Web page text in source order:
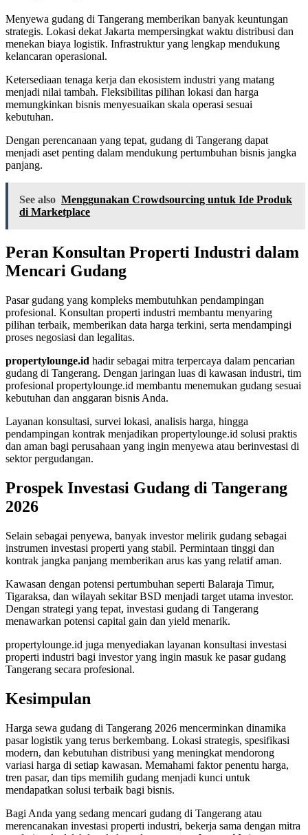
Menyewa gudang di Tangerang memberikan banyak keuntungan
strategis. Lokasi dekat Jakarta mempersingkat waktu distribusi dan
menekan biaya logistik. Infrastruktur yang lengkap mendukung
kelancaran operasional.
Ketersediaan tenaga kerja dan ekosistem industri yang matang
menjadi nilai tambah. Fleksibilitas pilihan lokasi dan harga
memungkinkan bisnis menyesuaikan skala operasi sesuai
kebutuhan.
Dengan perencanaan yang tepat, gudang di Tangerang dapat
menjadi aset penting dalam mendukung pertumbuhan bisnis jangka
panjang.
See also Menggunakan Crowdsourcing untuk Ide Produk
di Marketplace
Peran Konsultan Properti Industri dalam
Mencari Gudang
Pasar gudang yang kompleks membutuhkan pendampingan
profesional. Konsultan properti industri membantu menyaring
pilihan terbaik, memberikan data harga terkini, serta mendampingi
proses negosiasi dan legalitas.
propertylounge.id hadir sebagai mitra terpercaya dalam pencarian
gudang di Tangerang. Dengan jaringan luas di kawasan industri, tim
profesional propertylounge.id membantu menemukan gudang sesuai
kebutuhan dan anggaran bisnis Anda.
Layanan konsultasi, survei lokasi, analisis harga, hingga
pendampingan kontrak menjadikan propertylounge.id solusi praktis
dan aman bagi perusahaan yang ingin menyewa atau berinvestasi di
sektor pergudangan.
Prospek Investasi Gudang di Tangerang
2026
Selain sebagai penyewa, banyak investor melirik gudang sebagai
instrumen investasi properti yang stabil. Permintaan tinggi dan
kontrak jangka panjang memberikan arus kas yang relatif aman.
Kawasan dengan potensi pertumbuhan seperti Balaraja Timur,
Tigaraksa, dan wilayah sekitar BSD menjadi target utama investor.
Dengan strategi yang tepat, investasi gudang di Tangerang
menawarkan potensi capital gain dan yield menarik.
propertylounge.id juga menyediakan layanan konsultasi investasi
properti industri bagi investor yang ingin masuk ke pasar gudang
Tangerang secara profesional.
Kesimpulan
Harga sewa gudang di Tangerang 2026 mencerminkan dinamika
pasar logistik yang terus berkembang. Lokasi strategis, spesifikasi
modern, dan kebutuhan distribusi yang meningkat mendorong
variasi harga di setiap kawasan. Memahami faktor penentu harga,
tren pasar, dan tips memilih gudang menjadi kunci untuk
mendapatkan solusi terbaik bagi bisnis.
Bagi Anda yang sedang mencari gudang di Tangerang atau
merencanakan investasi properti industri, bekerja sama dengan mitra